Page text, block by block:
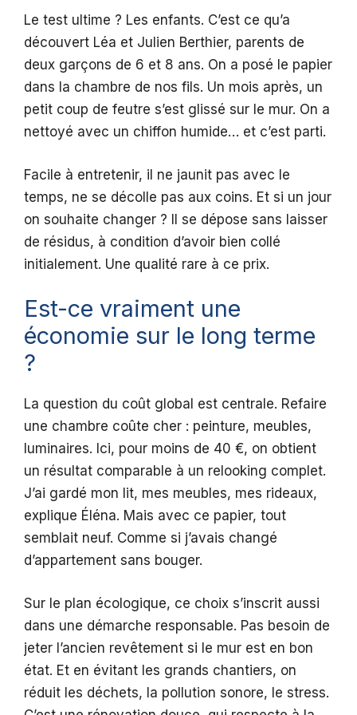
Le test ultime ? Les enfants. C’est ce qu’a
découvert Léa et Julien Berthier, parents de
deux garçons de 6 et 8 ans. On a posé le papier
dans la chambre de nos fils. Un mois après, un
petit coup de feutre s’est glissé sur le mur. On a
nettoyé avec un chiffon humide… et c’est parti.
Facile à entretenir, il ne jaunit pas avec le
temps, ne se décolle pas aux coins. Et si un jour
on souhaite changer ? Il se dépose sans laisser
de résidus, à condition d’avoir bien collé
initialement. Une qualité rare à ce prix.
Est-ce vraiment une
économie sur le long terme
?
La question du coût global est centrale. Refaire
une chambre coûte cher : peinture, meubles,
luminaires. Ici, pour moins de 40 €, on obtient
un résultat comparable à un relooking complet.
J’ai gardé mon lit, mes meubles, mes rideaux,
explique Éléna. Mais avec ce papier, tout
semblait neuf. Comme si j’avais changé
d’appartement sans bouger.
Sur le plan écologique, ce choix s’inscrit aussi
dans une démarche responsable. Pas besoin de
jeter l’ancien revêtement si le mur est en bon
état. Et en évitant les grands chantiers, on
réduit les déchets, la pollution sonore, le stress.